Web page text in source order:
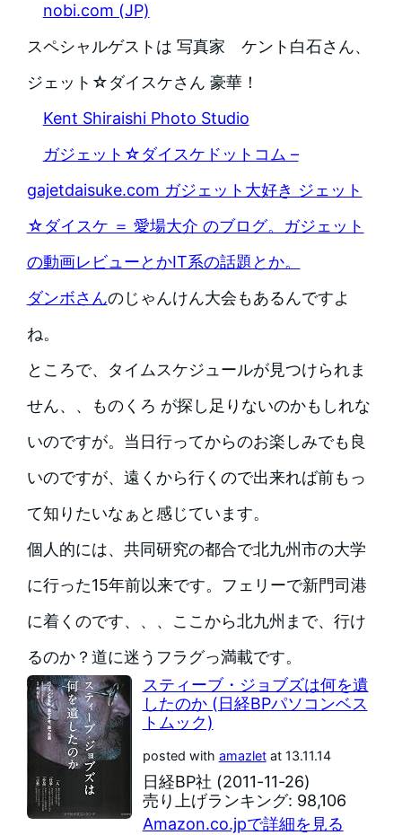
nobi.com (JP)
スペシャルゲストは 写真家 ケント白石さん、
ジェット☆ダイスケさん 豪華！
Kent Shiraishi Photo Studio
ガジェット☆ダイスケドットコム –
gajetdaisuke.com ガジェット大好き ジェット
☆ダイスケ ＝ 愛場大介 のブログ。ガジェット
の動画レビューとかIT系の話題とか。
ダンボさんのじゃんけん大会もあるんですよ
ね。
ところで、タイムスケジュールが見つけられま
せん、、ものくろ が探し足りないのかもしれな
いのですが。当日行ってからのお楽しみでも良
いのですが、遠くから行くので出来れば前もっ
て知りたいなぁと感じています。
個人的には、共同研究の都合で北九州市の大学
に行った15年前以来です。フェリーで新門司港
に着くのです、、、ここから北九州まで、行け
るのか？道に迷うフラグっ満載です。
スティーブ・ジョブズは何を遺
したのか (日経BPパソコンベス
トムック)
posted with amazletat 13.11.14
日経BP社 (2011-11-26)
売り上げランキング: 98,106
Amazon.co.jpで詳細を見る